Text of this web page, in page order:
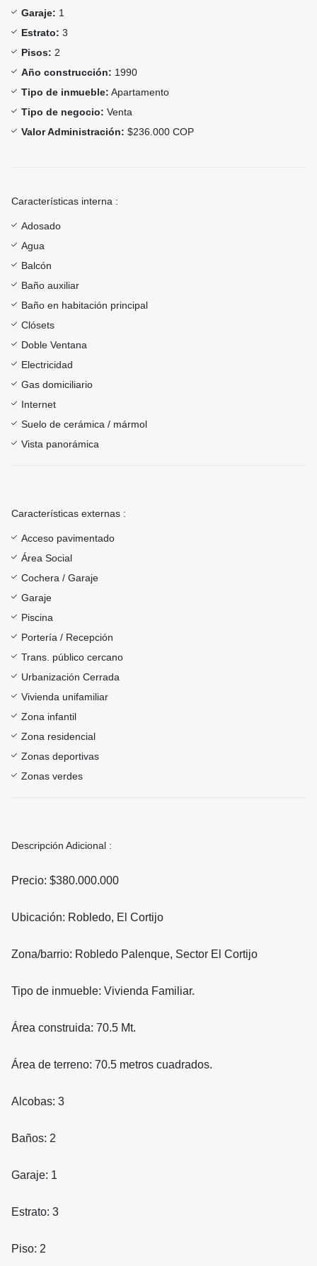
Garaje: 1
Estrato: 3
Pisos: 2
Año construcción: 1990
Tipo de inmueble: Apartamento
Tipo de negocio: Venta
Valor Administración: $236.000 COP
Características interna :
Adosado
Agua
Balcón
Baño auxiliar
Baño en habitación principal
Clósets
Doble Ventana
Electricidad
Gas domiciliario
Internet
Suelo de cerámica / mármol
Vista panorámica
Características externas :
Acceso pavimentado
Área Social
Cochera / Garaje
Garaje
Piscina
Portería / Recepción
Trans. público cercano
Urbanización Cerrada
Vivienda unifamiliar
Zona infantil
Zona residencial
Zonas deportivas
Zonas verdes
Descripción Adicional :
Precio: $380.000.000
Ubicación: Robledo, El Cortijo
Zona/barrio: Robledo Palenque, Sector El Cortijo
Tipo de inmueble: Vivienda Familiar.
Área construida: 70.5 Mt.
Área de terreno: 70.5 metros cuadrados.
Alcobas: 3
Baños: 2
Garaje: 1
Estrato: 3
Piso: 2